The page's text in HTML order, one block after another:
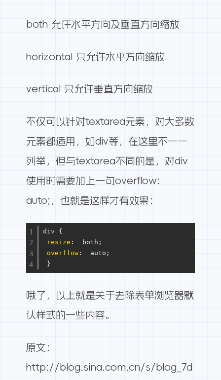
both 允许水平方向及垂直方向缩放
horizontal 只允许水平方向缩放
vertical 只允许垂直方向缩放
不仅可以针对textarea元素，对大多数
元素都适用，如div等，在这里不一一
列举，但与textarea不同的是，对div
使用时需要加上一句overflow:
auto;，也就是这样才有效果：
div {
resize :  both;
overflow :  auto;
}
哦了，以上就是关于去除表单浏览器默
认样式的一些内容。
原文：
http://blog.sina.com.cn/s/blog_7d